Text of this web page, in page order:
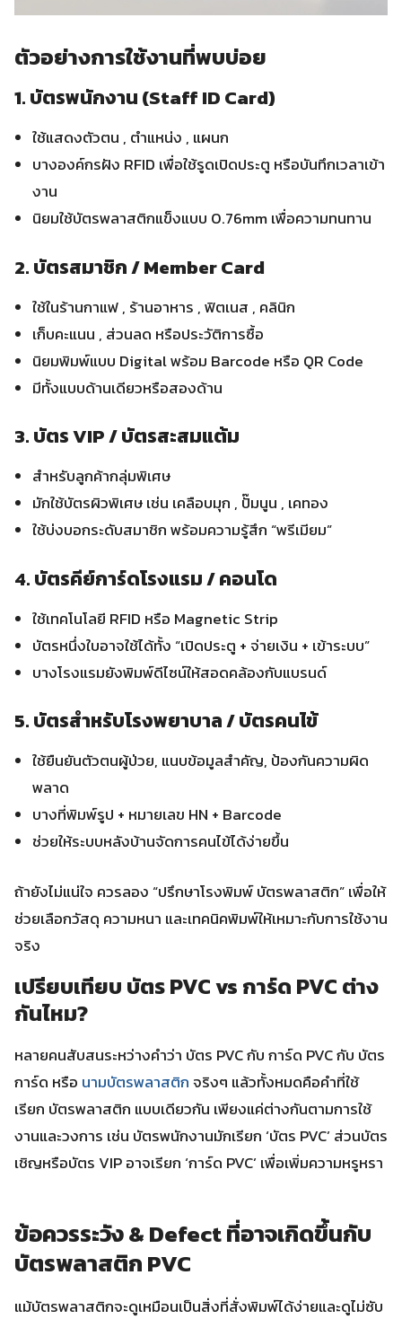
ตัวอย่างการใช้งานที่พบบ่อย
1. บัตรพนักงาน (Staff ID Card)
ใช้แสดงตัวตน , ตำแหน่ง , แผนก
บางองค์กรฝัง RFID เพื่อใช้รูดเปิดประตู หรือบันทึกเวลาเข้า
งาน
นิยมใช้บัตรพลาสติกแข็งแบบ 0.76mm เพื่อความทนทาน
2. บัตรสมาชิก / Member Card
ใช้ในร้านกาแฟ , ร้านอาหาร , ฟิตเนส , คลินิก
เก็บคะแนน , ส่วนลด หรือประวัติการซื้อ
นิยมพิมพ์แบบ Digital พร้อม Barcode หรือ QR Code
มีทั้งแบบด้านเดียวหรือสองด้าน
3. บัตร VIP / บัตรสะสมแต้ม
สำหรับลูกค้ากลุ่มพิเศษ
มักใช้บัตรผิวพิเศษ เช่น เคลือบมุก , ปั๊มนูน , เคทอง
ใช้บ่งบอกระดับสมาชิก พร้อมความรู้สึก “พรีเมียม”
4. บัตรคีย์การ์ดโรงแรม / คอนโด
ใช้เทคโนโลยี RFID หรือ Magnetic Strip
บัตรหนึ่งใบอาจใช้ได้ทั้ง “เปิดประตู + จ่ายเงิน + เข้าระบบ”
บางโรงแรมยังพิมพ์ดีไซน์ให้สอดคล้องกับแบรนด์
5. บัตรสำหรับโรงพยาบาล / บัตรคนไข้
ใช้ยืนยันตัวตนผู้ป่วย, แนบข้อมูลสำคัญ, ป้องกันความผิด
พลาด
บางที่พิมพ์รูป + หมายเลข HN + Barcode
ช่วยให้ระบบหลังบ้านจัดการคนไข้ได้ง่ายขึ้น
ถ้ายังไม่แน่ใจ ควรลอง “ปรึกษาโรงพิมพ์ บัตรพลาสติก” เพื่อให้
ช่วยเลือกวัสดุ ความหนา และเทคนิคพิมพ์ให้เหมาะกับการใช้งาน
จริง
เปรียบเทียบ บัตร PVC vs การ์ด PVC ต่าง
กันไหม?
หลายคนสับสนระหว่างคำว่า บัตร PVC กับ การ์ด PVC กับ บัตร
การ์ด หรือ นามบัตรพลาสติกจริงๆ แล้วทั้งหมดคือคำที่ใช้
เรียก บัตรพลาสติก แบบเดียวกัน เพียงแค่ต่างกันตามการใช้
งานและวงการ เช่น บัตรพนักงานมักเรียก ‘บัตร PVC’ ส่วนบัตร
เชิญหรือบัตร VIP อาจเรียก ‘การ์ด PVC’ เพื่อเพิ่มความหรูหรา
ข้อควรระวัง & Defect ที่อาจเกิดขึ้นกับ
บัตรพลาสติก PVC
แม้บัตรพลาสติกจะดูเหมือนเป็นสิ่งที่สั่งพิมพ์ได้ง่ายและดูไม่ซับ